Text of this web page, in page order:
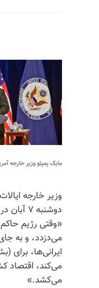
مایک پمپئو وزیر خارجه
وزیر خارجه
دوشنبه
«وقتی رژیم
می‌دزدد، و به
ایرانی‌ها، برای
می‌کند، اقتصاد
می‌کشد.»